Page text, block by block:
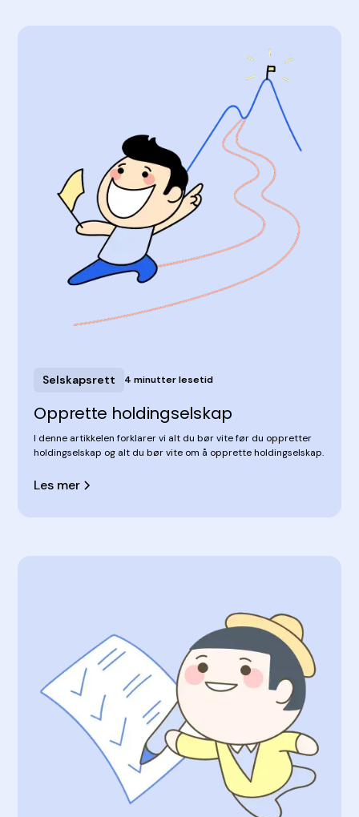
Selskapsrett 4 minutter lesetid
Opprette holdingselskap
I denne artikkelen forklarer vi alt du bør vite før du oppretter
holdingselskap og alt du bør vite om å opprette holdingselskap.
Les mer